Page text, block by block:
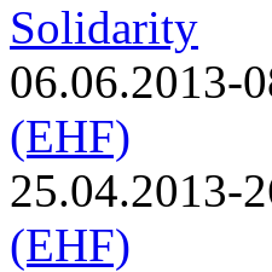
Solidarity
06.06.2013-
(EHF)
25.04.2013-
(EHF)